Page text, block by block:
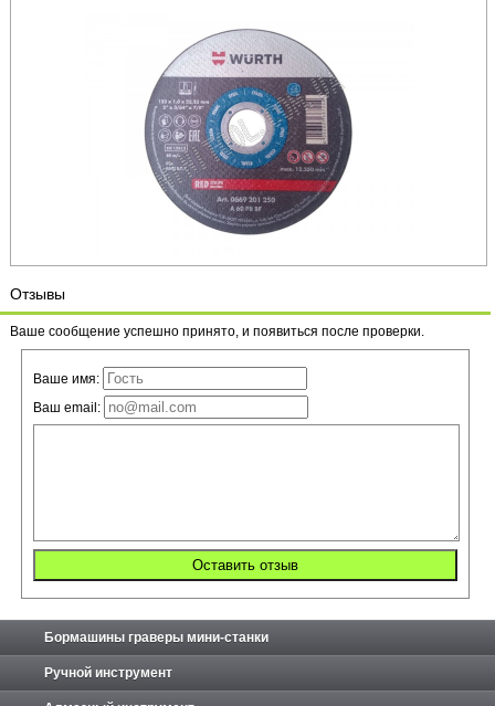
Отзывы
Ваше сообщение успешно принято, и появиться после проверки.
Ваше имя:
Ваш email:
Бормашины граверы мини-станки
Ручной инструмент